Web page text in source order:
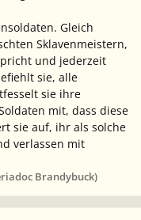
Gleich
Sklavenmeistern,
und jederzeit
sie, alle
sie ihre
mit, dass diese
sie auf, ihr als solche
verlassen mit
Brandybuck)